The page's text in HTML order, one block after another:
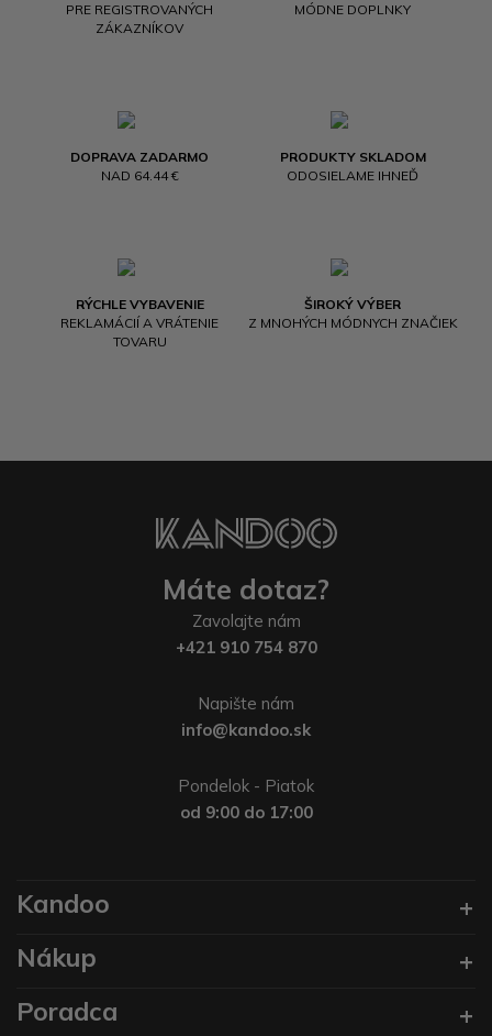
PRE REGISTROVANÝCH
ZÁKAZNÍKOV
MÓDNE DOPLNKY
DOPRAVA ZADARMO
NAD 64.44 €
PRODUKTY SKLADOM
ODOSIELAME IHNEĎ
RÝCHLE VYBAVENIE
REKLAMÁCIÍ A VRÁTENIE
TOVARU
ŠIROKÝ VÝBER
Z MNOHÝCH MÓDNYCH ZNAČIEK
Máte dotaz?
Zavolajte nám
+421 910 754 870
Napište nám
info@kandoo.sk
Pondelok - Piatok
od 9:00 do 17:00
Kandoo
Nákup
Poradca